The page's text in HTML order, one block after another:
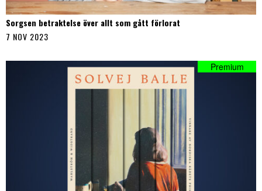
Sorgsen betraktelse över allt som gått förlorat
7 NOV 2023